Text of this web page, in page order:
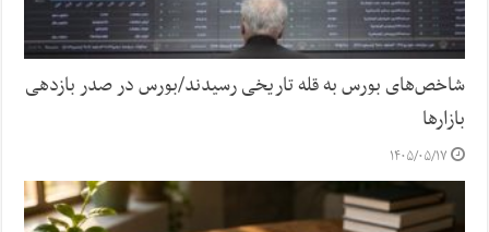
شاخص‌های بورس به قله تاریخی رسیدند/بورس در صدر بازدهی
بازارها
۱۴۰۵/۰۵/۱۷